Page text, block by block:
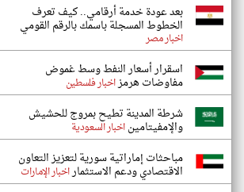
بعد عودة خدمة أرقامي.. كيف تعرف
الخطوط المسجلة باسمك بالرقم القومي
اخبار مصر
اسقرار أسعار النفط وسط غموض
مفاوضات هرمزاخبار فلسطين
شرطة المدينة تطيح بمروج للحشيش
والإمفيتاميناخبار السعودية
مباحثات إماراتية سورية لتعزيز التعاون
الاقتصادي ودعم الاستثماراخبار الإمارات